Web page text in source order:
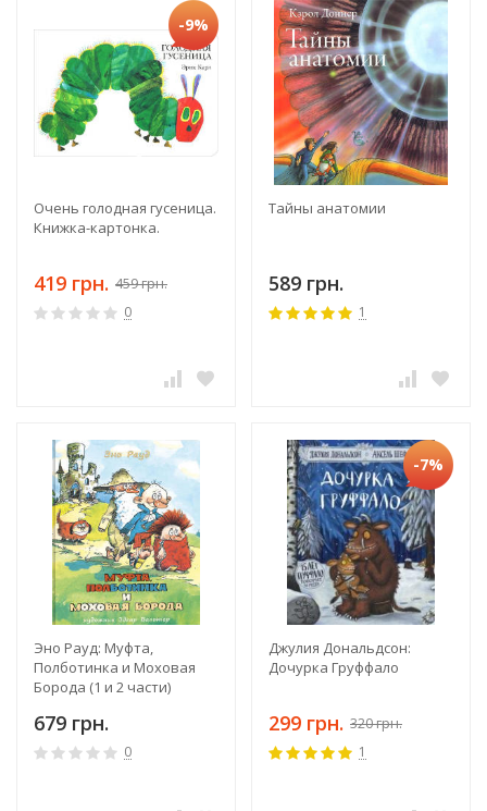
-9%
Очень голодная гусеница.
Книжка-картонка.
419 грн. 459 грн.
0
Тайны анатомии
589 грн.
1
Эно Рауд: Муфта,
Полботинка и Моховая
Борода (1 и 2 части)
679 грн.
0
-7%
Джулия Дональдсон:
Дочурка Груффало
299 грн. 320 грн.
1